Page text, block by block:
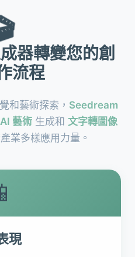
器轉變您的創
流程
和藝術探索， Seedream
藝術 生成和 文字轉圖像
業多樣應用力量。
📱
現